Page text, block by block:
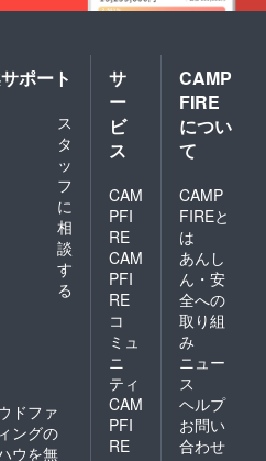
ポート
ス
タ
ッ
フ
に
相
談
す
る
ドファ
ングの
ウを無
サ
ー
ビ
ス
CAM
PFI
RE
CAM
PFI
RE
コ
ミュ
ニ
ティ
CAM
PFI
RE
CAMP
FIRE
につい
て
CAMP
FIREと
は
あんし
ん・安
全への
取り組
み
ニュー
ス
ヘルプ
お問い
合わせ